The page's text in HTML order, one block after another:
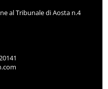
al Tribunale di Aosta n.4